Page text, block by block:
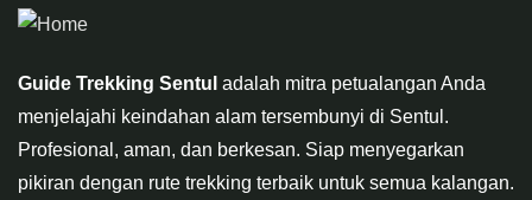
Guide Trekking Sentul adalah mitra petualangan Anda
menjelajahi keindahan alam tersembunyi di Sentul.
Profesional, aman, dan berkesan. Siap menyegarkan
pikiran dengan rute trekking terbaik untuk semua kalangan.